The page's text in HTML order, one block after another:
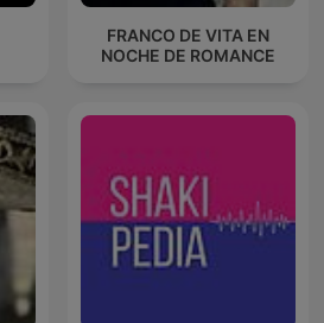
FRANCO DE VITA EN
NOCHE DE ROMANCE